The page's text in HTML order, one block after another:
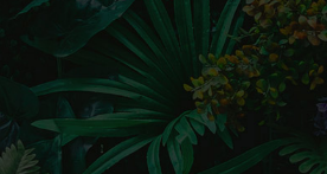
GALÉRIA
JEGYEK